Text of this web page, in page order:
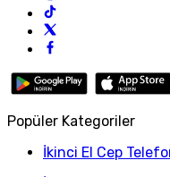
Popüler Kategoriler
İkinci El Cep